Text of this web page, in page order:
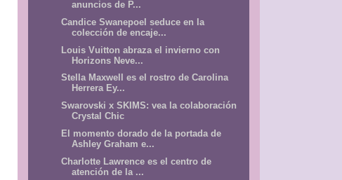
anuncios de P...
Candice Swanepoel seduce en la
colección de encaje...
Louis Vuitton abraza el invierno con
Horizons Neve...
Stella Maxwell es el rostro de Carolina
Herrera Ey...
Swarovski x SKIMS: vea la colaboración
Crystal Chic
El momento dorado de la portada de
Ashley Graham e...
Charlotte Lawrence es el centro de
atención de la ...